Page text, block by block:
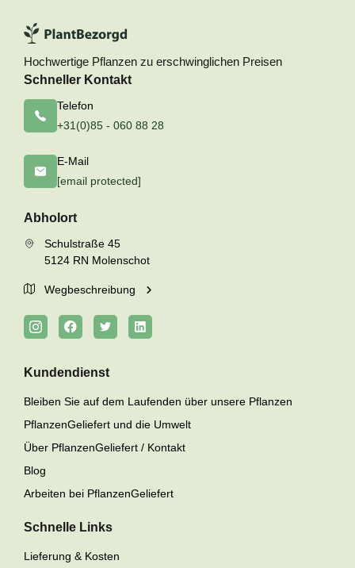
Hochwertige Pflanzen zu erschwinglichen Preisen
Schneller Kontakt
Telefon
+31(0)85 - 060 88 28
E-Mail
[email protected]
Abholort
Schulstraße 45
5124 RN Molenschot
Wegbeschreibung
Kundendienst
Bleiben Sie auf dem Laufenden über unsere Pflanzen
PflanzenGeliefert und die Umwelt
Über PflanzenGeliefert / Kontakt
Blog
Arbeiten bei PflanzenGeliefert
Schnelle Links
Lieferung & Kosten